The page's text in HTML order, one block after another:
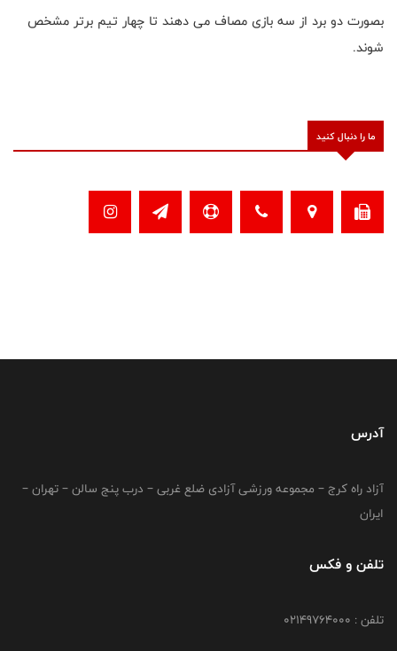
بصورت دو برد از سه بازی مصاف می دهند تا چهار تیم برتر مشخص
شوند.
ما را دنبال کنید
آدرس
آزاد راه کرج – مجموعه ورزشی آزادی ضلع غربی – درب پنج سالن – تهران –
ایران
تلفن و فکس
تلفن : 02149764000